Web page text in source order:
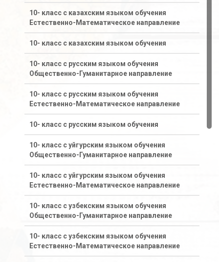
10- класс с казахским языком обучения
Естественно-Математическое направление
10- класс с казахским языком обучения
10- класс с русским языком обучения
Общественно-Гуманитарное направление
10- класс с русским языком обучения
Естественно-Математическое направление
10- класс с русским языком обучения
10- класс с уйгурским языком обучения
Общественно-Гуманитарное направление
10- класс с уйгурским языком обучения
Естественно-Математическое направление
10- класс с узбекским языком обучения
Общественно-Гуманитарное направление
10- класс с узбекским языком обучения
Естественно-Математическое направление